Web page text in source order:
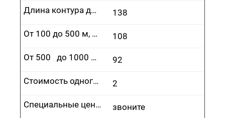
138
Длина контура до 100 м, руб.
108
От 100 до 500 м, руб.
92
От 500 до 1000 м, руб.
2
Стоимость одного врезания, руб.
звоните
Специальные цены